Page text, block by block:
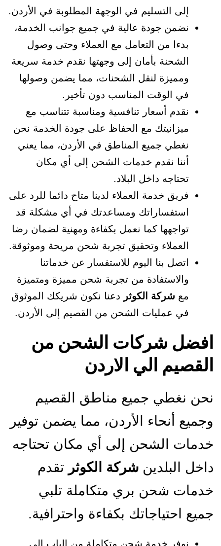
إلى التسليم في الوجهة المطلوبة في الأردن.
نضمن جودة عالية في جميع جوانب الخدمة،
بدءا من التعامل مع العملاء وحتى وصول
الشحنة بأمان إلى وجهتها نقدم خدمة سريعة
ومميزة لنقل الشحنات، مما يضمن وصولها
في الوقت المناسب دون تأخير.
نقدم أسعار تنافسية ومناسبة تتناسب مع
ميزانيتك مع الحفاظ على جودة الخدمة نحن
نغطي جميع المناطق في الأردن، مما يعني
أننا نقدم خدمات الشحن إلى أي مكان
تحتاجه داخل البلاد.
فريق خدمة العملاء لدينا متاح دائما للرد على
استفساراتك ومساعدتك في أي مشكلة قد
تواجهها كما نعمل بكفاءة ومهنية لضمان رضا
العملاء وتحقيق تجربة شحن مريحة وموثوقة.
اتصل بنا اليوم للاستفسار عن خدماتنا
والاستفادة من تجربة شحن مميزة ومتميزة
مع شركة الكوثر دعنا نكون شريكك الموثوق
في عمليات الشحن من القصيم إلى الأردن.
افضل شركات الشحن من
القصيم الي الاردن
نحن نغطي جميع مناطق القصيم
وجميع أنحاء الأردن، مما يضمن توفير
خدمات الشحن إلى أي مكان تحتاجه
داخل البلدين شركة الكوثر تقدم
خدمات شحن بري متكاملة تلبي
جميع احتياجاتك بكفاءة واحترافية.
نوفر خدمة شحن متكاملة من الباب إلى